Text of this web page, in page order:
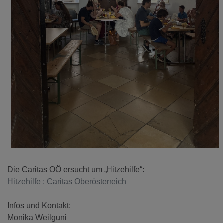
Die Caritas OÖ ersucht um „Hitzehilfe“:
Hitzehilfe : Caritas Oberösterreich
Infos und Kontakt:
Monika Weilguni